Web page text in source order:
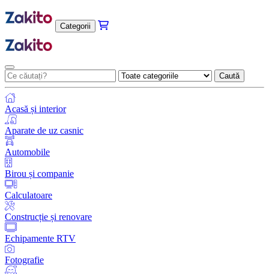
Categorii
Caută
Acasă și interior
Aparate de uz casnic
Automobile
Birou și companie
Calculatoare
Construcție și renovare
Echipamente RTV
Fotografie